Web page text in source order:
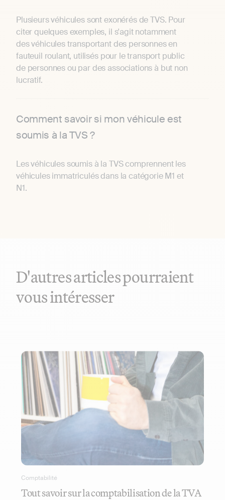
Plusieurs véhicules sont exonérés de TVS. Pour
citer quelques exemples, il s'agit notamment
des véhicules transportant des personnes en
fauteuil roulant, utilisés pour le transport public
de personnes ou par des associations à but non
lucratif.
Comment savoir si mon véhicule est
soumis à la TVS ?
Les véhicules soumis à la TVS comprennent les
véhicules immatriculés dans la catégorie M1 et
N1.
D'autres articles pourraient
vous intéresser
Comptabilité
Tout savoir sur la comptabilisation de la TVA